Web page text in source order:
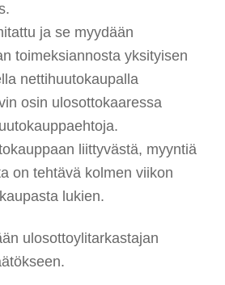
ja se myydään
toimeksiannosta yksityisen
nettihuutokaupalla
osin ulosottokaaressa
liittyvästä, myyntiä
on tehtävä kolmen viikon
lukien.
ulosottoylitarkastajan